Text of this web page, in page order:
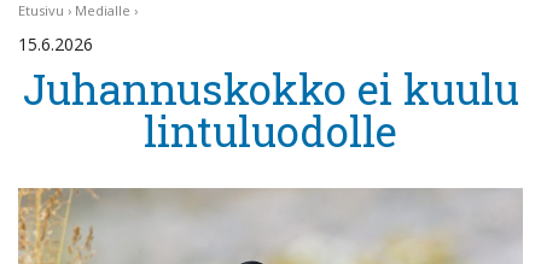
Etusivu Medialle
15.6.2026
Juhannuskokko ei kuulu
lintuluodolle